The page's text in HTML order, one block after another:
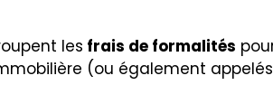
les frais de formalités
(ou également appelés